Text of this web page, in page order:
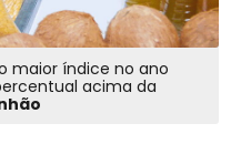
maior índice no ano
acima da